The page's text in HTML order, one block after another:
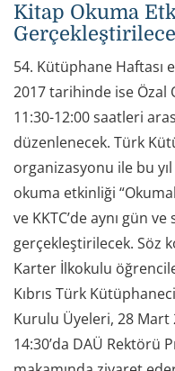
Kitap Okuma
54. Kütüphane Haftası
2017 tarihinde ise Özal
11:30-12:00 saatleri
düzenlenecek. Türk
organizasyonu ile bu
okuma etkinliği
ve KKTC’de aynı gün
gerçekleştirilecek. Söz
Karter İlkokulu
Kıbrıs Türk
Kurulu Üyeleri, 28 Mart
14:30’da DAÜ Rektörü